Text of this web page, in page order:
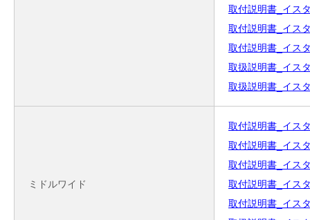
取付説明書_イス
取付説明書_イス
取付説明書_イス
取扱説明書_イス
取扱説明書_イス
ミドルワイド
取付説明書_イス
取付説明書_イス
取付説明書_イス
取付説明書_イス
取付説明書_イス